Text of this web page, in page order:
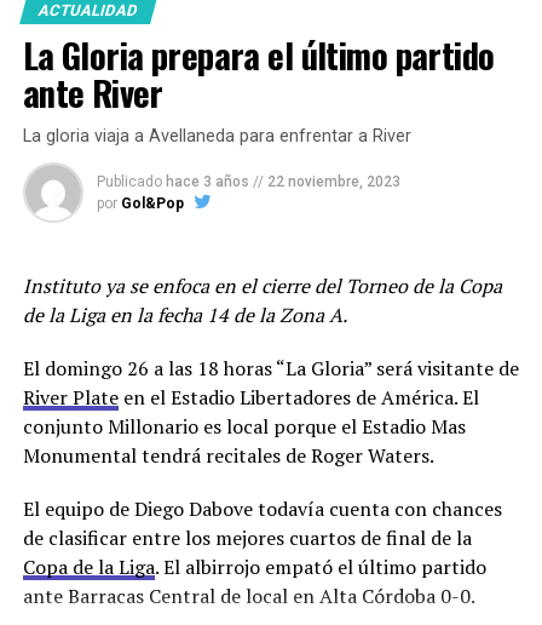
el club.
En cuanto a posibles refuerzos suenan Francisco
González Metilli e Iván Gómez de Estudiantes de La
Plata a quien le hicieron una oferta y fue rechazada por
el club pincharrata.
por el jugador de 26 años que jugó en Newells donde
disputó 42 partidos, marcó dos goles y dió dos
Además, el club de Barrio Alberdi oficializó la
continuidad de Franco Jara. El delantero de 35 años
continuará al menos hasta diciembre de 2024.
Los jugadores entrenarán este viernes en doble turno y
trabajarán en Villa Esquiú hasta el sábado 30 inclusive
cuando serán licenciados hasta después de las fiestas de
fin de año para encarar la parte más dura de la
pretemporada.
¡Franco Jara sigue!
ACTUALIDAD
La Gloria prepara el último partido
ante River
La gloria viaja a Avellaneda para enfrentar a River
Publicado hace 3 años // 22 noviembre, 2023
por Gol&Pop
Instituto ya se enfoca en el cierre del Torneo de la Copa
de la Liga en la fecha 14 de la Zona A.
El domingo 26 a las 18 horas “La Gloria” será visitante de
River Plateen el Estadio Libertadores de América. El
conjunto Millonario es local porque el Estadio Mas
Monumental tendrá recitales de Roger Waters.
El equipo de Diego Dabove todavía cuenta con chances
de clasificar entre los mejores cuartos de final de la
Copa de la Liga. El albirrojo empató el último partido
ante Barracas Central de local en Alta Córdoba 0-0.